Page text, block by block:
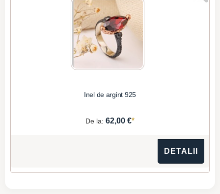
Inel de argint 925
De la: 62,00 €*
DETALII